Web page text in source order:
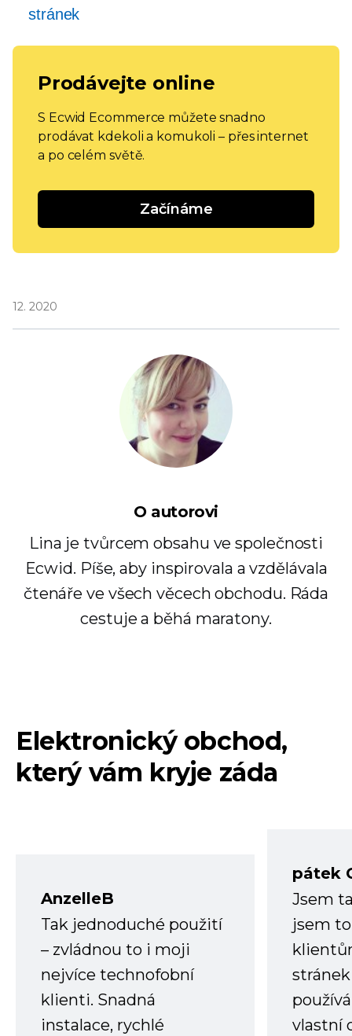
stránek
Prodávejte online
S Ecwid Ecommerce můžete snadno
prodávat kdekoli a komukoli – přes internet
a po celém světě.
Začínáme
12. 2020
O autorovi
Lina je tvůrcem obsahu ve společnosti
Ecwid. Píše, aby inspirovala a vzdělávala
čtenáře ve všech věcech obchodu. Ráda
cestuje a běhá maratony.
Elektronický obchod,
který vám kryje záda
AnzelleB
Tak jednoduché použití
– zvládnou to i moji
nejvíce technofobní
klienti. Snadná
instalace, rychlé
pátek
Jsem
jsem
vlastní